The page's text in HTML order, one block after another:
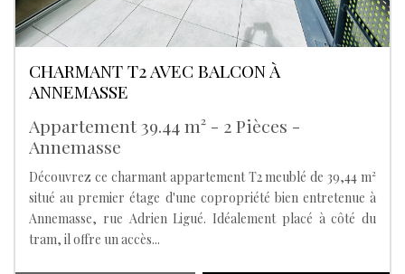
CHARMANT T2 AVEC BALCON À
ANNEMASSE
Appartement 39.44 m² - 2 Pièces -
Annemasse
Découvrez ce charmant appartement T2 meublé de 39,44 m²
situé au premier étage d'une copropriété bien entretenue à
Annemasse, rue Adrien Ligué. Idéalement placé à côté du
tram, il offre un accès...